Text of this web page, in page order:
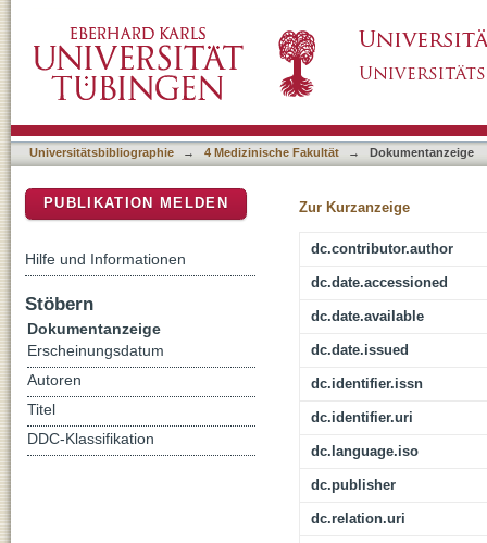
Universitätsbibliographie → 4 Medizinische Fakultät → Dokumentanzeige
Zur Kurzanzeige
dc.contributor.author
dc.date.accessioned
dc.date.available
dc.date.issued
dc.identifier.issn
dc.identifier.uri
dc.language.iso
dc.publisher
dc.relation.uri
PUBLIKATION MELDEN
Hilfe und Informationen
Stöbern
Dokumentanzeige
Erscheinungsdatum
Autoren
Titel
DDC-Klassifikation